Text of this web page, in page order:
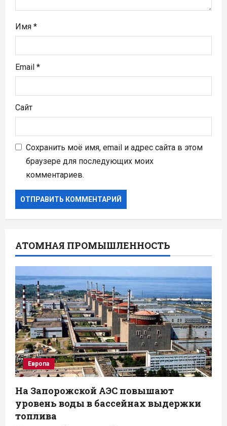
я
м
Имя *
Email *
Сайт
Сохранить моё имя, email и адрес сайта в этом
браузере для последующих моих
комментариев.
АТОМНАЯ ПРОМЫШЛЕННОСТЬ
Европа
На Запорожской АЭС повышают
уровень воды в бассейнах выдержки
топлива